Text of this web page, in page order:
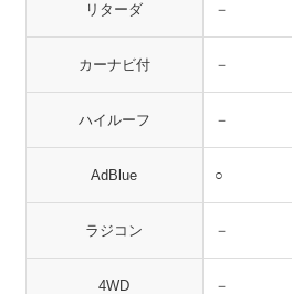
リターダ －
カーナビ付 －
ハイルーフ －
AdBlue ○
ラジコン －
4WD －